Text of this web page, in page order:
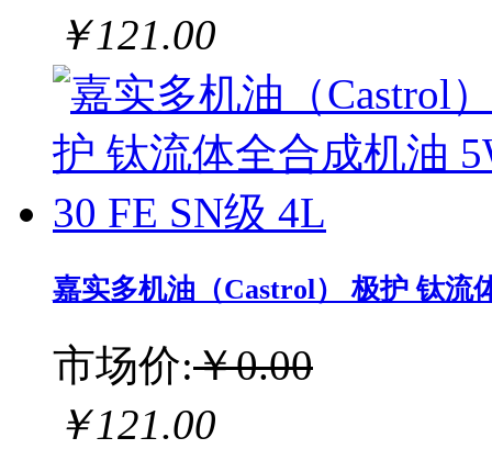
￥121.00
嘉实多机油（Castrol） 极护 钛流
市场价:￥0.00
￥121.00